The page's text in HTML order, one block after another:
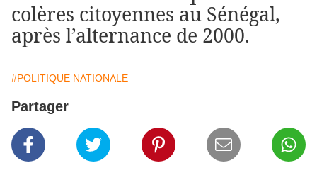
colères citoyennes au Sénégal,
après l’alternance de 2000.
#POLITIQUE NATIONALE
Partager